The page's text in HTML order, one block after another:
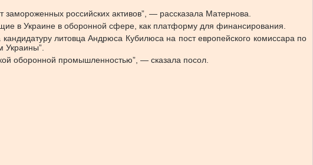
российских активов”, — рассказала Матернова.
в Украине в оборонной сфере, как платформу для финансирования.
литовца Андрюса Кубилюса на пост европейского комиссара по
Украины”.
оборонной промышленностью”, — сказала посол.